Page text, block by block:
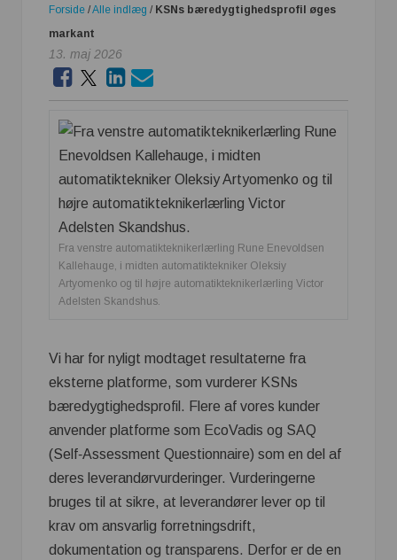
Forside /Alle indlæg / KSNs bæredygtighedsprofil øges
markant
13. maj 2026
Fra venstre automatikteknikerlærling Rune Enevoldsen
Kallehauge, i midten automatiktekniker Oleksiy
Artyomenko og til højre automatikteknikerlærling Victor
Adelsten Skandshus.
Vi har for nyligt modtaget resultaterne fra
eksterne platforme, som vurderer KSNs
bæredygtighedsprofil. Flere af vores kunder
anvender platforme som EcoVadis og SAQ
(Self‑Assessment Questionnaire) som en del af
deres leverandørvurderinger. Vurderingerne
bruges til at sikre, at leverandører lever op til
krav om ansvarlig forretningsdrift,
dokumentation og transparens. Derfor er de en